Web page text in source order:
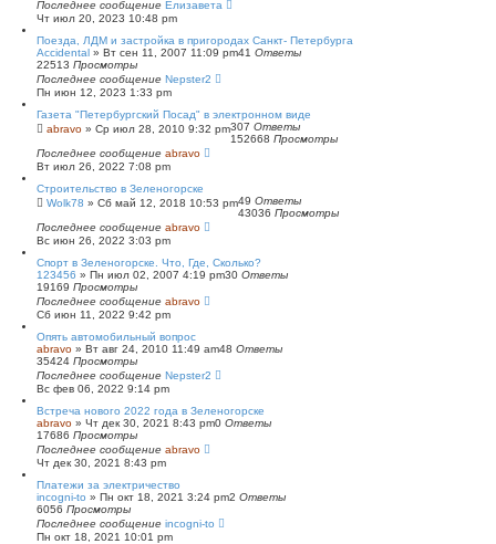
Последнее сообщение Елизавета
Чт июл 20, 2023 10:48 pm
Поезда, ЛДМ и застройка в пригородах Санкт- Петербурга
Accidental » Вт сен 11, 2007 11:09 pm41 Ответы
22513 Просмотры
Последнее сообщение Nepster2
Пн июн 12, 2023 1:33 pm
Газета "Петербургский Посад" в электронном виде
abravo » Ср июл 28, 2010 9:32 pm307 Ответы
152668 Просмотры
Последнее сообщение abravo
Вт июл 26, 2022 7:08 pm
Строительство в Зеленогорске
Wolk78 » Сб май 12, 2018 10:53 pm49 Ответы
43036 Просмотры
Последнее сообщение abravo
Вс июн 26, 2022 3:03 pm
Спорт в Зеленогорске. Что, Где, Сколько?
123456 » Пн июл 02, 2007 4:19 pm30 Ответы
19169 Просмотры
Последнее сообщение abravo
Сб июн 11, 2022 9:42 pm
Опять автомобильный вопрос
abravo » Вт авг 24, 2010 11:49 am48 Ответы
35424 Просмотры
Последнее сообщение Nepster2
Вс фев 06, 2022 9:14 pm
Встреча нового 2022 года в Зеленогорске
abravo » Чт дек 30, 2021 8:43 pm0 Ответы
17686 Просмотры
Последнее сообщение abravo
Чт дек 30, 2021 8:43 pm
Платежи за электричество
incogni-to » Пн окт 18, 2021 3:24 pm2 Ответы
6056 Просмотры
Последнее сообщение incogni-to
Пн окт 18, 2021 10:01 pm